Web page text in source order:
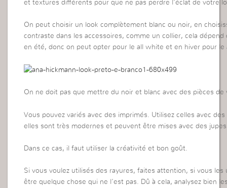
et textures différents pour que ne pas perdre l’éclat de votre
On peut choisir un look complètement blanc ou noir, en
contraste dans les accessoires, comme un collier, cela
en été, donc on peut opter pour le all white et en hiver pour le
On ne doit pas que mettre du noir et blanc avec des pièces
Vous pouvez variés avec des imprimés. Utilisez celles avec
elles sont très modernes et peuvent être mises avec des
Dans ce cas, il faut utiliser la créativité et bon goût.
Si vous voulez utilisés des rayures, faites attention, si vous
être quelque chose qui ne l’est pas. Dû à cela, analysez bien